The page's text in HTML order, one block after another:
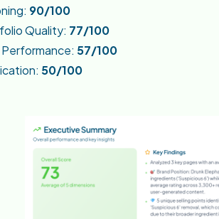
90/100
Quality: 77/100
57/100
50/100